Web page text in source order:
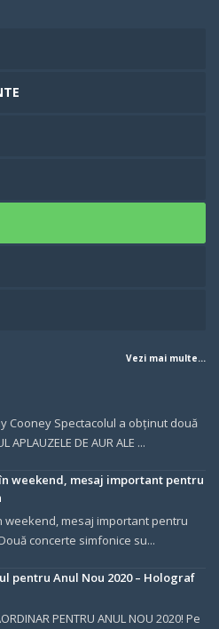
Vezi mai multe...
Cooney Spectacolul a obținut două
APLAUZELE DE AUR ALE ...
weekend, mesaj important pentru
weekend, mesaj important pentru
concerte simfonice su...
pentru Anul Nou 2020 – Holograf
PENTRU ANUL NOU 2020! Pe